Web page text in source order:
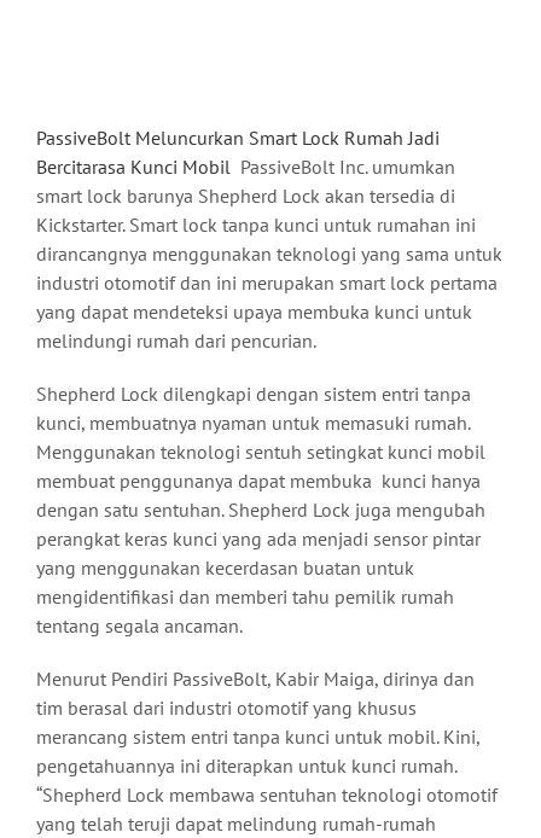
PassiveBolt Meluncurkan Smart Lock Rumah Jadi
Bercitarasa Kunci Mobil PassiveBolt Inc. umumkan
smart lock barunya Shepherd Lock akan tersedia di
Kickstarter. Smart lock tanpa kunci untuk rumahan ini
dirancangnya menggunakan teknologi yang sama untuk
industri otomotif dan ini merupakan smart lock pertama
yang dapat mendeteksi upaya membuka kunci untuk
melindungi rumah dari pencurian.
Shepherd Lock dilengkapi dengan sistem entri tanpa
kunci, membuatnya nyaman untuk memasuki rumah.
Menggunakan teknologi sentuh setingkat kunci mobil
membuat penggunanya dapat membuka kunci hanya
dengan satu sentuhan. Shepherd Lock juga mengubah
perangkat keras kunci yang ada menjadi sensor pintar
yang menggunakan kecerdasan buatan untuk
mengidentifikasi dan memberi tahu pemilik rumah
tentang segala ancaman.
Menurut Pendiri PassiveBolt, Kabir Maiga, dirinya dan
tim berasal dari industri otomotif yang khusus
merancang sistem entri tanpa kunci untuk mobil. Kini,
pengetahuannya ini diterapkan untuk kunci rumah.
“Shepherd Lock membawa sentuhan teknologi otomotif
yang telah teruji dapat melindung rumah-rumah